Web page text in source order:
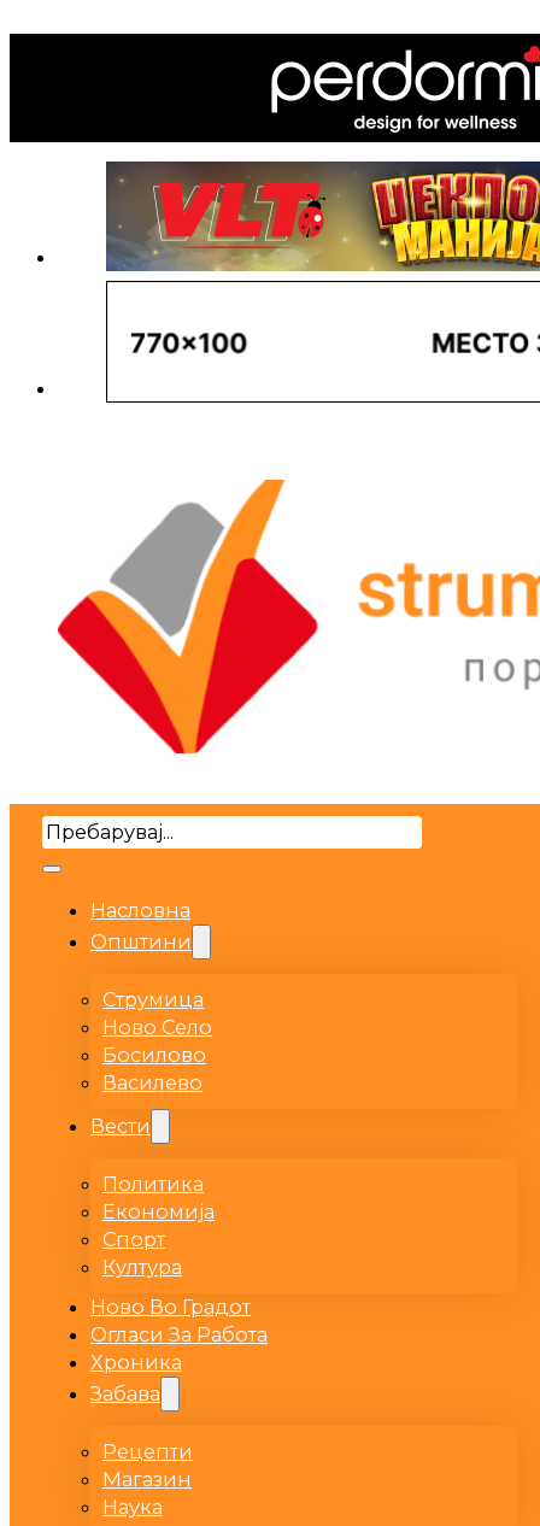
Search
Насловна
Општини
Струмица
Ново Село
Босилово
Василево
Вести
Политика
Економија
Спорт
Култура
Ново Во Градот
Огласи За Работа
Хроника
Забава
Рецепти
Магазин
Наука